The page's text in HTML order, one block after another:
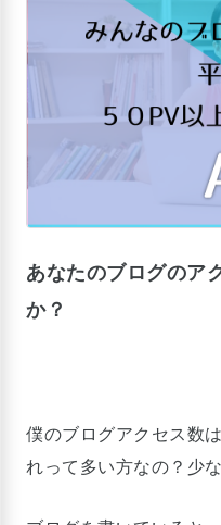
あなたのブログのア
か？
僕のブログアクセス数
れって多い方なの？少